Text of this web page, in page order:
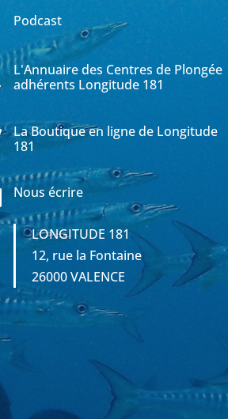
Podcast
L'Annuaire des Centres de Plongée
adhérents Longitude 181
La Boutique en ligne de Longitude
181
Nous écrire
LONGITUDE 181
12, rue la Fontaine
26000 VALENCE